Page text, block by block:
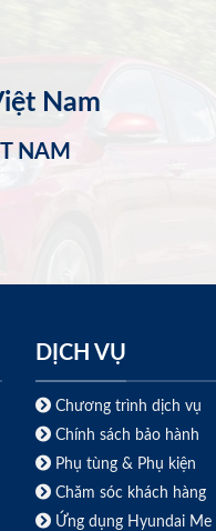
Nam
NAM
DỊCH VỤ
Chương trình dịch vụ
Chính sách bảo hành
Phụ tùng & Phụ kiện
Chăm sóc khách hàng
Ứng dụng Hyundai Me